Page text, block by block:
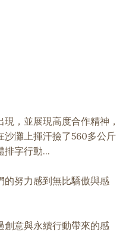
，並展現高度合作精神，
沙灘上揮汗撿了560多公斤
排字行動...
的努力感到無比驕傲與感
創意與永續行動帶來的感